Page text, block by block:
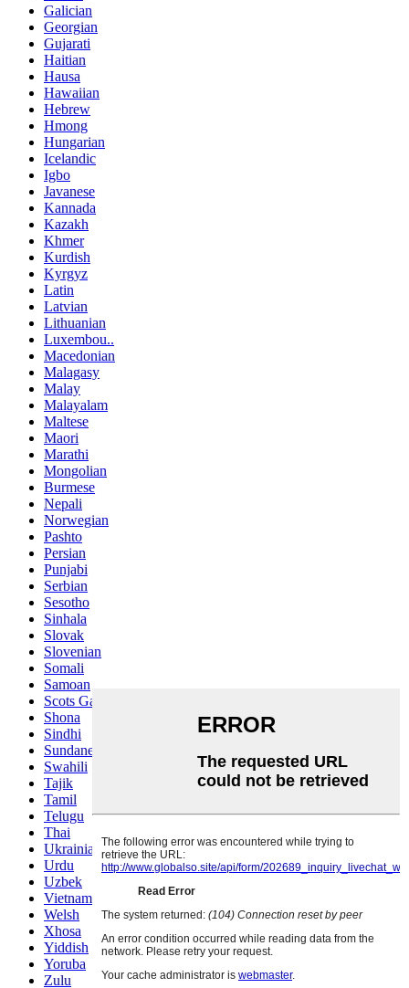
Galician
Georgian
Gujarati
Haitian
Hausa
Hawaiian
Hebrew
Hmong
Hungarian
Icelandic
Igbo
Javanese
Kannada
Kazakh
Khmer
Kurdish
Kyrgyz
Latin
Latvian
Lithuanian
Luxembou..
Macedonian
Malagasy
Malay
Malayalam
Maltese
Maori
Marathi
Mongolian
Burmese
Nepali
Norwegian
Pashto
Persian
Punjabi
Serbian
Sesotho
Sinhala
Slovak
Slovenian
Somali
Samoan
Scots Gaelic
Shona
Sindhi
Sundanese
Swahili
Tajik
Tamil
Telugu
Thai
Ukrainian
Urdu
Uzbek
Vietnamese
Welsh
Xhosa
Yiddish
Yoruba
Zulu